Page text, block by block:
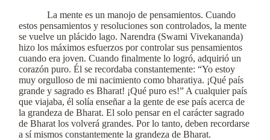
La mente es un manojo de pensamientos. Cuando
estos pensamientos y resoluciones son controlados, la mente
se vuelve un plácido lago. Narendra (Swami Vivekananda)
hizo los máximos esfuerzos por controlar sus pensamientos
cuando era joven. Cuando finalmente lo logró, adquirió un
corazón puro. Él se recordaba constantemente: “Yo estoy
muy orgulloso de mi nacimiento como bharatiya. ¡Qué país
grande y sagrado es Bharat! ¡Qué puro es!” A cualquier país
que viajaba, él solía enseñar a la gente de ese país acerca de
la grandeza de Bharat. El solo pensar en el carácter sagrado
de Bharat los volverá grandes. Por lo tanto, deben recordarse
a sí mismos constantemente la grandeza de Bharat.